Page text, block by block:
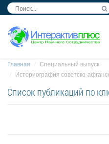
Главная
Специальный выпуск
Историография советско-
Список публикаций по